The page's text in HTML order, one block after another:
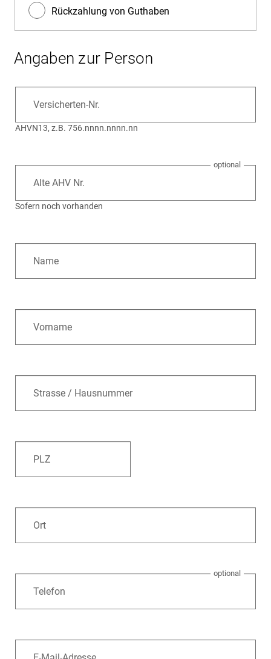
Rückzahlung von Guthaben
Angaben zur Person
Versicherten-Nr.
AHVN13, z.B. 756.nnnn.nnnn.nn
Alte AHV Nr.
Sofern noch vorhanden
Name
Vorname
Strasse / Hausnummer
PLZ
Ort
Telefon